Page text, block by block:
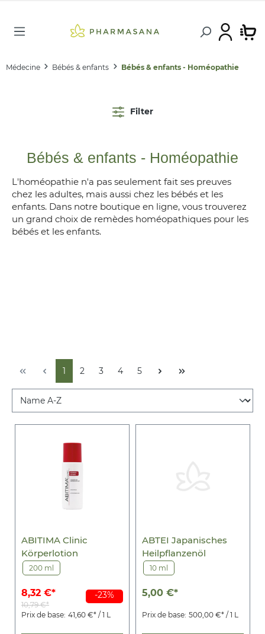
Médecine Bébés & enfants Bébés & enfants - Homéopathie
Filter
Bébés & enfants - Homéopathie
L'homéopathie n'a pas seulement fait ses preuves
chez les adultes, mais aussi chez les bébés et les
enfants. Dans notre boutique en ligne, vous trouverez
un grand choix de remèdes homéopathiques pour les
bébés et les enfants.
1 2 3 4 5
-23%
ABITIMA Clinic
Körperlotion
200 ml
8,32 €*
10,79 €*
Prix de base: 41,60 €* / 1 L
ABTEI Japanisches
Heilpflanzenöl
10 ml
5,00 €*
Prix de base: 500,00 €* / 1 L